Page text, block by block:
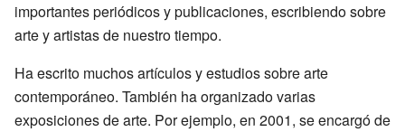
importantes periódicos y publicaciones, escribiendo sobre
arte y artistas de nuestro tiempo.
Ha escrito muchos artículos y estudios sobre arte
contemporáneo. También ha organizado varias
exposiciones de arte. Por ejemplo, en 2001, se encargó de